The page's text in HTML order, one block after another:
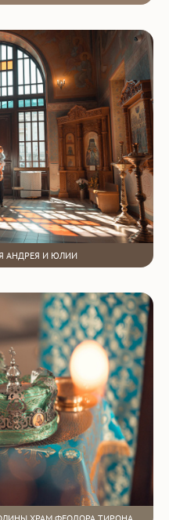
АНДРЕЯ И ЮЛИИ